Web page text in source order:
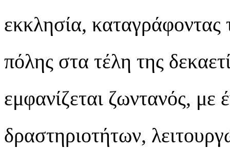
εκκλησία, καταγράφοντας
πόλης στα τέλη της
εμφανίζεται ζωντανός, με
δραστηριοτήτων,